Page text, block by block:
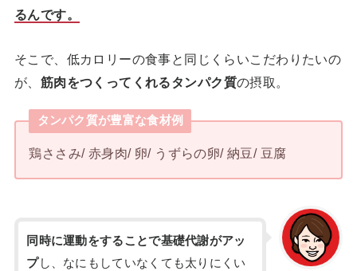
るんです。
そこで、低カロリーの食事と同じくらいこだわりたいの
が、 筋肉をつくってくれるタンパク質の摂取。
タンパク質が豊富な食材例
鶏ささみ/ 赤身肉/ 卵/ うずらの卵/ 納豆/ 豆腐
同時に運動をすることで基礎代謝がアッ
プし、なにもしていなくても太りにくい